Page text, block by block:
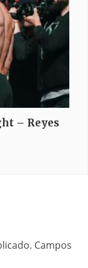
– Reyes
Campos